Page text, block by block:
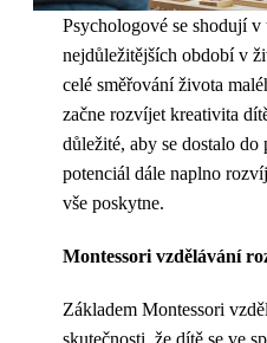
Psychologové se shodují
nejdůležitějších období v
celé směřování života
začne rozvíjet kreativita
důležité, aby se dostalo do
potenciál dále naplno
vše poskytne.
Montessori vzdělávání
Základem Montessori